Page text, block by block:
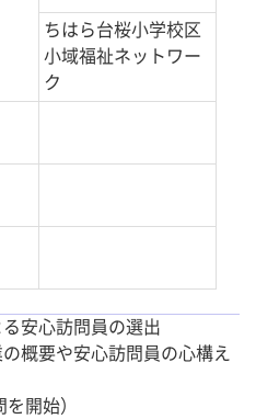
ちはら台桜小学校区
小域福祉ネットワー
ク
安心訪問員の選出
概要や安心訪問員の心構え
開始）